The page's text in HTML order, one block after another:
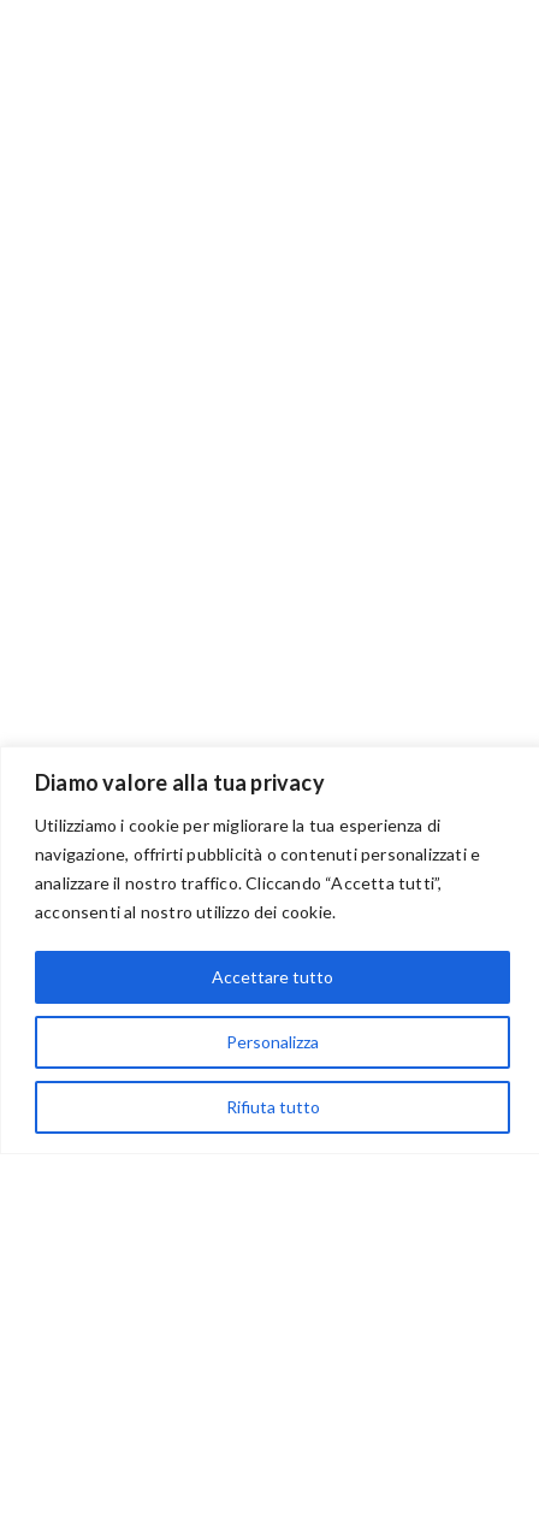
Diamo valore alla tua privacy
Utilizziamo i cookie per migliorare la tua esperienza di
navigazione, offrirti pubblicità o contenuti personalizzati e
analizzare il nostro traffico. Cliccando “Accetta tutti”,
acconsenti al nostro utilizzo dei cookie.
Personalizza
Rifiuta tutto
Accettare tutto
(+39) 081-7777233
info@ideepercreare.it
LINK UTILI